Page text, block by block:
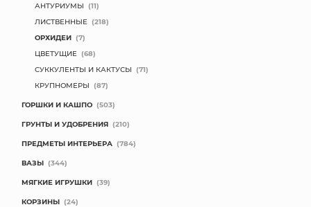
АНТУРИУМЫ (11)
ЛИСТВЕННЫЕ (218)
ОРХИДЕИ (7)
ЦВЕТУЩИЕ (68)
СУККУЛЕНТЫ И КАКТУСЫ (71)
КРУПНОМЕРЫ (87)
ГОРШКИ И КАШПО (503)
ГРУНТЫ И УДОБРЕНИЯ (210)
ПРЕДМЕТЫ ИНТЕРЬЕРА (784)
ВАЗЫ (344)
МЯГКИЕ ИГРУШКИ (39)
КОРЗИНЫ (24)